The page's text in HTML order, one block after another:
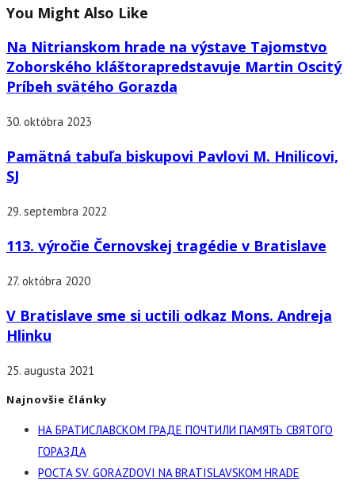
You Might Also Like
Na Nitrianskom hrade na výstave Tajomstvo
Zoborského kláštorapredstavuje Martin Oscitý
Príbeh svätého Gorazda
30. októbra 2023
Pamätná tabuľa biskupovi Pavlovi M. Hnilicovi,
SJ
29. septembra 2022
113. výročie Černovskej tragédie v Bratislave
27. októbra 2020
V Bratislave sme si uctili odkaz Mons. Andreja
Hlinku
25. augusta 2021
Najnovšie články
НА БРАТИСЛАВСКОМ ГРАДЕ ПОЧТИЛИ ПАМЯТЬ СВЯТОГО
ГОРАЗДА
POCTA SV. GORAZDOVI NA BRATISLAVSKOM HRADE